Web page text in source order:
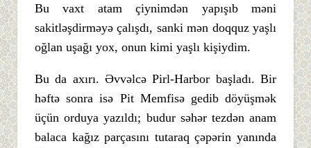
Bu vaxt atam çiynimdən yapışıb məni
sakitləşdirməyə çalışdı, sanki mən doqquz yaşlı
oğlan uşağı yox, onun kimi yaşlı kişiydim.
Bu da axırı. Əvvəlcə Pirl-Harbor başladı. Bir
həftə sonra isə Pit Memfisə gedib döyüşmək
üçün orduya yazıldı; budur səhər tezdən anam
balaca kağız parçasını tutaraq çəpərin yanında